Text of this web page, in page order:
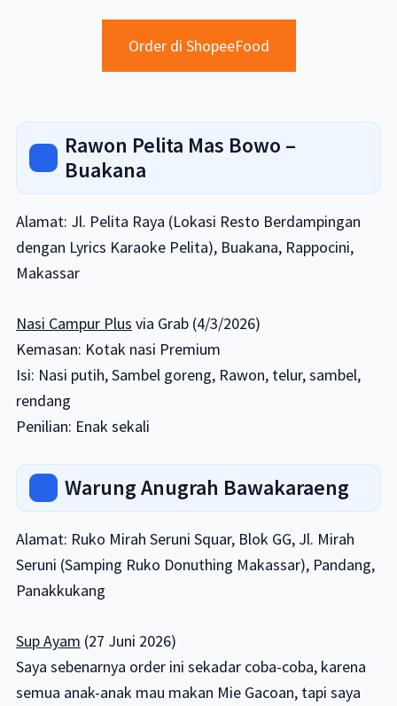
Order di ShopeeFood
Rawon Pelita Mas Bowo –
Buakana
Alamat: Jl. Pelita Raya (Lokasi Resto Berdampingan
dengan Lyrics Karaoke Pelita), Buakana, Rappocini,
Makassar
Nasi Campur Plus via Grab (4/3/2026)
Kemasan: Kotak nasi Premium
Isi: Nasi putih, Sambel goreng, Rawon, telur, sambel,
rendang
Penilian: Enak sekali
Warung Anugrah Bawakaraeng
Alamat: Ruko Mirah Seruni Squar, Blok GG, Jl. Mirah
Seruni (Samping Ruko Donuthing Makassar), Pandang,
Panakkukang
Sup Ayam (27 Juni 2026)
Saya sebenarnya order ini sekadar coba-coba, karena
semua anak-anak mau makan Mie Gacoan, tapi saya